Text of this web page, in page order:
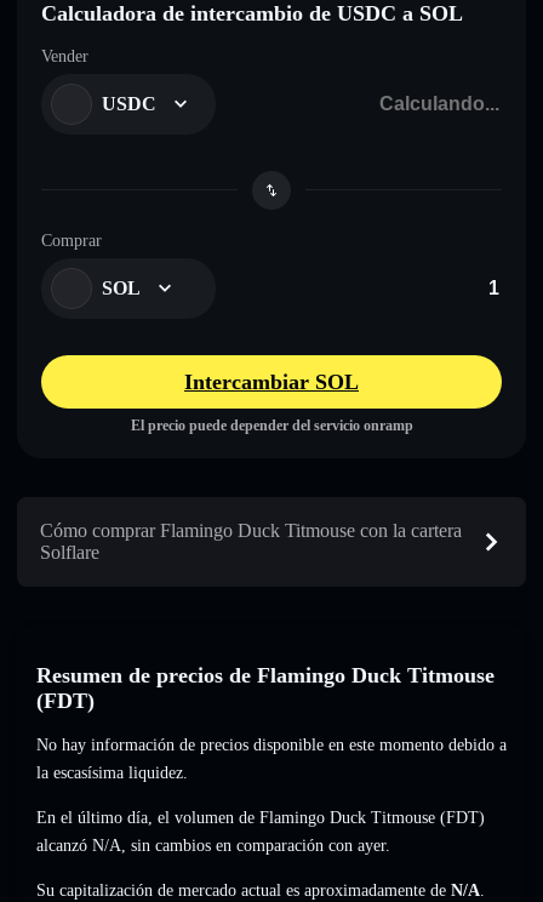
Calculadora de intercambio de USDC a SOL
Vender
USDC
Comprar
SOL
Intercambiar SOL
El precio puede depender del servicio onramp
Cómo comprar Flamingo Duck Titmouse con la cartera
Solflare
Resumen de precios de Flamingo Duck Titmouse
(FDT)
No hay información de precios disponible en este momento debido a
la escasísima liquidez.
En el último día, el volumen de Flamingo Duck Titmouse (FDT)
alcanzó N/A, sin cambios en comparación con ayer.
Su capitalización de mercado actual es aproximadamente de N/A.